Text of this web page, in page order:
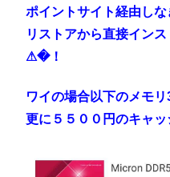
ポイントサイト経由し
リストアから直接イン
⚠�！
ワイの場合以下のメモ
更に５５００円のキャッ